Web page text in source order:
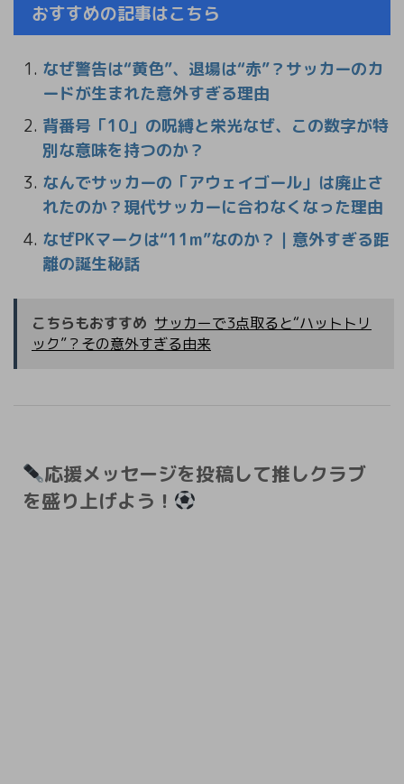
おすすめの記事はこちら
なぜ警告は“黄色”、退場は“赤”？サッカーのカ
ードが生まれた意外すぎる理由
背番号「10」の呪縛と栄光なぜ、この数字が特
別な意味を持つのか？
なんでサッカーの「アウェイゴール」は廃止さ
れたのか？現代サッカーに合わなくなった理由
なぜPKマークは“11m”なのか？｜意外すぎる距
離の誕生秘話
こちらもおすすめ サッカーで3点取ると“ハットトリ
ック”？その意外すぎる由来
応援メッセージを投稿して推しクラブ
を盛り上げよう！